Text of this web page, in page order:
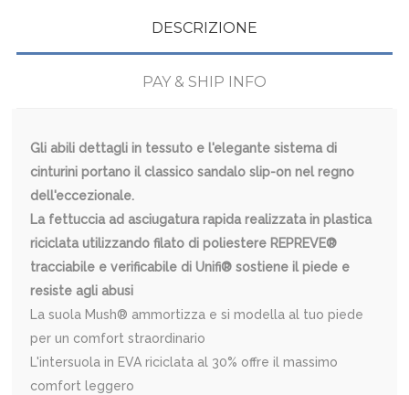
DESCRIZIONE
PAY & SHIP INFO
Gli abili dettagli in tessuto e l'elegante sistema di
cinturini portano il classico sandalo slip-on nel regno
dell'eccezionale.
La fettuccia ad asciugatura rapida realizzata in plastica
riciclata utilizzando filato di poliestere REPREVE®
tracciabile e verificabile di Unifi® sostiene il piede e
resiste agli abusi
La suola Mush® ammortizza e si modella al tuo piede
per un comfort straordinario
L'intersuola in EVA riciclata al 30% offre il massimo
comfort leggero